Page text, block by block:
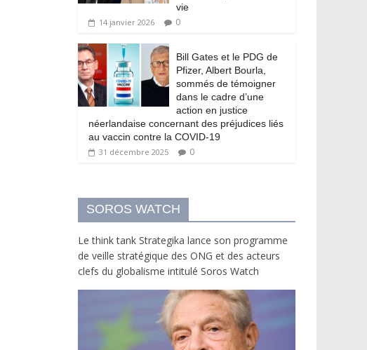
vie
14 janvier 2026 0
Bill Gates et le PDG de
Pfizer, Albert Bourla,
sommés de témoigner
dans le cadre d’une
action en justice
néerlandaise concernant des préjudices liés
au vaccin contre la COVID-19
31 décembre 2025 0
SOROS WATCH
Le think tank Strategika lance son programme
de veille stratégique des ONG et des acteurs
clefs du globalisme intitulé Soros Watch